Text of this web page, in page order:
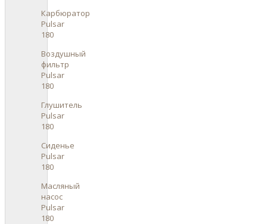
Карбюратор
Pulsar
180
Воздушный
фильтр
Pulsar
180
Глушитель
Pulsar
180
Сиденье
Pulsar
180
Масляный
насос
Pulsar
180